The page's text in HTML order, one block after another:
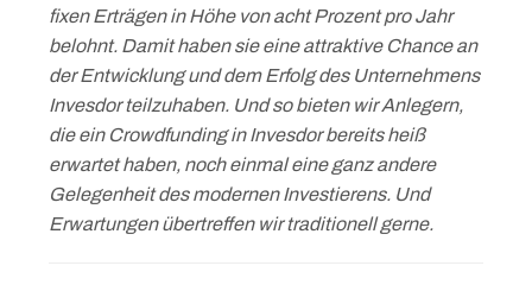
fixen Erträgen in Höhe von acht Prozent pro Jahr
belohnt. Damit haben sie eine attraktive Chance an
der Entwicklung und dem Erfolg des Unternehmens
Invesdor teilzuhaben. Und so bieten wir Anlegern,
die ein Crowdfunding in Invesdor bereits heiß
erwartet haben, noch einmal eine ganz andere
Gelegenheit des modernen Investierens. Und
Erwartungen übertreffen wir traditionell gerne.